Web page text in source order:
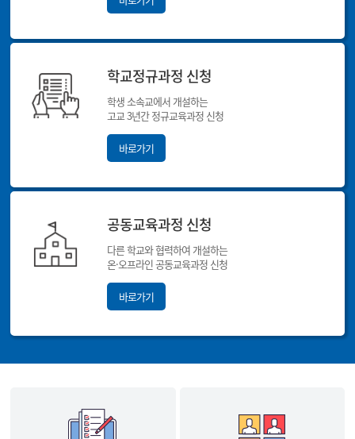
학교정규과정 신청
학생 소속교에서 개설하는
고교 3년간 정규교육과정 신청
바로가기
공동교육과정 신청
다른 학교와 협력하여 개설하는
온·오프라인 공동교육과정 신청
바로가기